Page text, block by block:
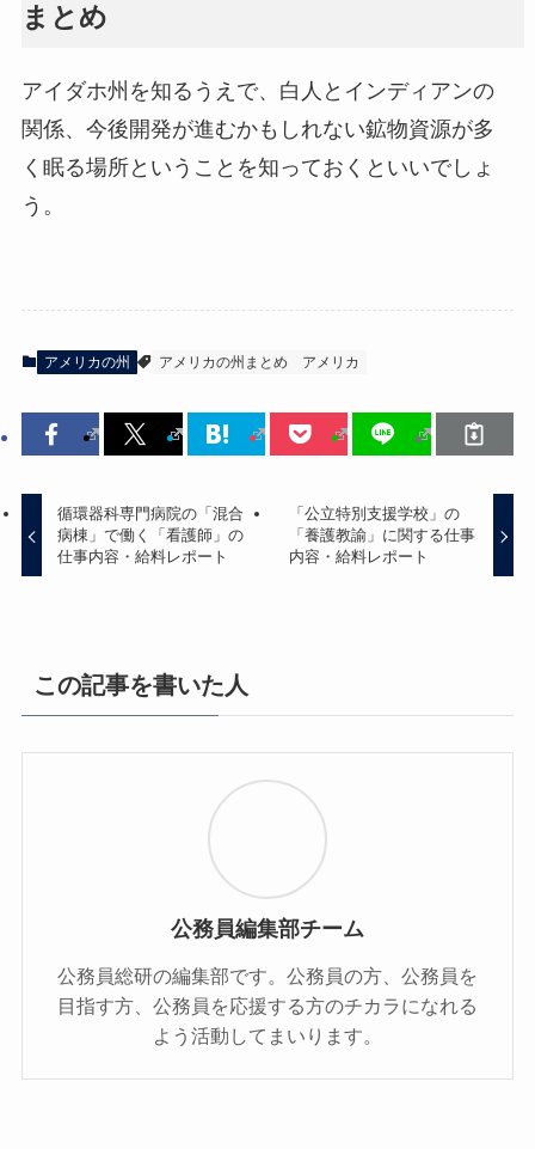
まとめ
アイダホ州を知るうえで、白人とインディアンの
関係、今後開発が進むかもしれない鉱物資源が多
く眠る場所ということを知っておくといいでしょ
う。
アメリカの州 アメリカの州まとめ アメリカ
循環器科専門病院の「混合
病棟」で働く「看護師」の
仕事内容・給料レポート
「公立特別支援学校」の
「養護教諭」に関する仕事
内容・給料レポート
この記事を書いた人
公務員編集部チーム
公務員総研の編集部です。公務員の方、公務員を
目指す方、公務員を応援する方のチカラになれる
よう活動してまいります。